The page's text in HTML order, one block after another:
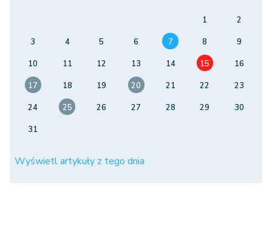
1
2
3
4 5 6 7 8
9
10
11 12 13 14 15
16
17
18 19 20 21 22
23
24
25 26 27 28 29
30
31
Wyświetl artykuły z tego dnia